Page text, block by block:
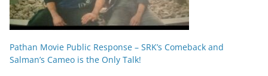
Pathan Movie Public Response – SRK’s Comeback and
Salman’s Cameo is the Only Talk!